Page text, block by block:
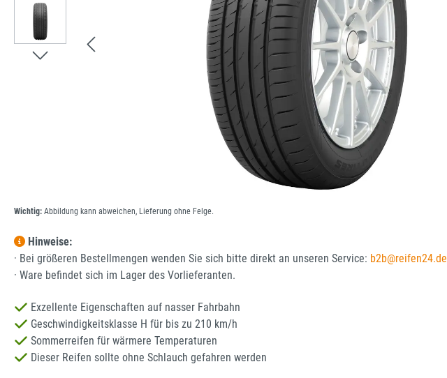
Wichtig: Abbildung kann abweichen, Lieferung ohne Felge.
Hinweise:
· Bei größeren Bestellmengen wenden Sie sich bitte direkt an unseren Service: b2b@reifen24.de
· Ware befindet sich im Lager des Vorlieferanten.
Exzellente Eigenschaften auf nasser Fahrbahn
Geschwindigkeitsklasse H für bis zu 210 km/h
Sommerreifen für wärmere Temperaturen
Dieser Reifen sollte ohne Schlauch gefahren werden